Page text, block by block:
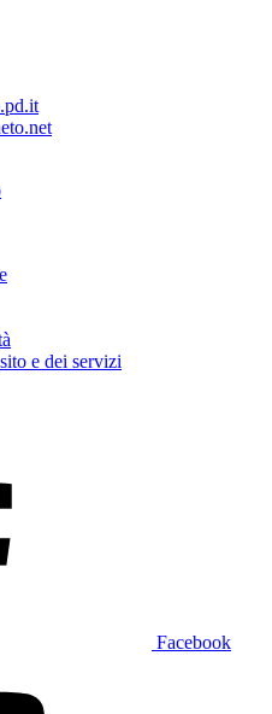
e dei servizi
Facebook